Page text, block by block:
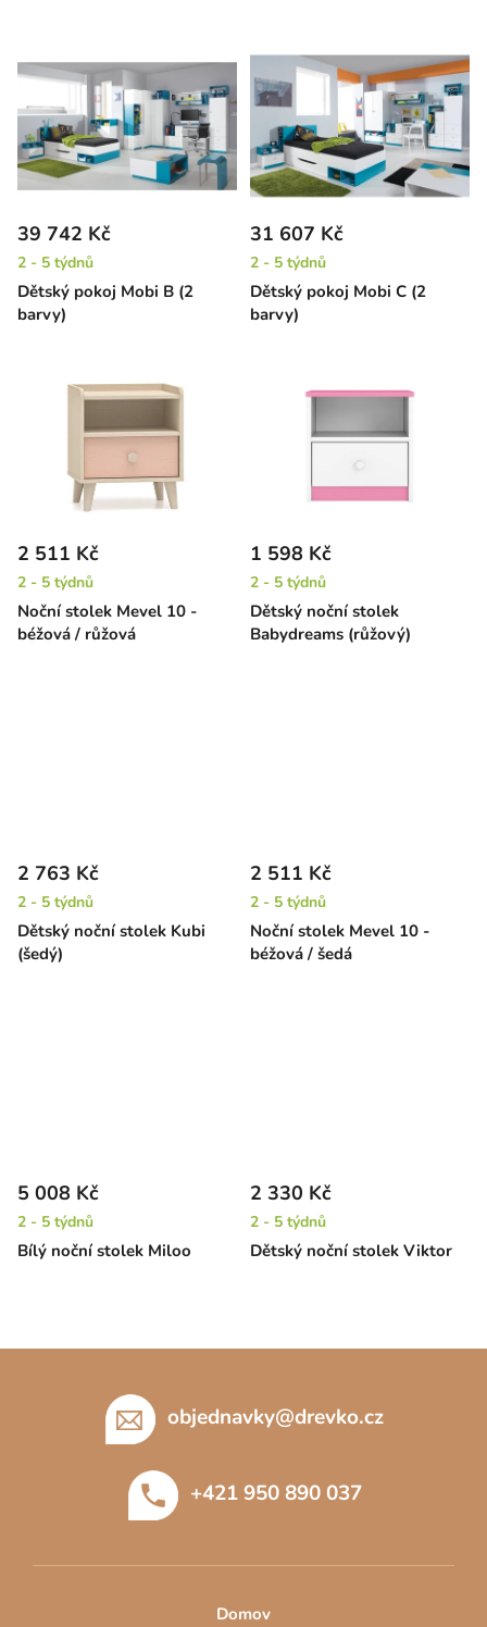
Dětský pokoj Mobi B (2
barvy)
39 742 Kč
2 - 5 týdnů
Dětský pokoj Mobi C (2
barvy)
31 607 Kč
2 - 5 týdnů
Noční stolek Mevel 10 -
béžová / růžová
2 511 Kč
2 - 5 týdnů
Dětský noční stolek
Babydreams (růžový)
1 598 Kč
2 - 5 týdnů
Dětský noční stolek Kubi
(šedý)
2 763 Kč
2 - 5 týdnů
Noční stolek Mevel 10 -
béžová / šedá
2 511 Kč
2 - 5 týdnů
Bílý noční stolek Miloo
5 008 Kč
2 - 5 týdnů
Dětský noční stolek Viktor
2 330 Kč
2 - 5 týdnů
objednavky@drevko.cz
+421 950 890 037
Domov